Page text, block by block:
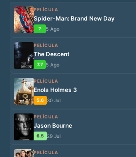
PELÍCULA
Spider-Man: Brand New Day
7 5 Ago
PELÍCULA
The Descent
7.7 5 Ago
PELÍCULA
Enola Holmes 3
5.6 30 Jul
PELÍCULA
Jason Bourne
6.5 29 Jul
PELÍCULA